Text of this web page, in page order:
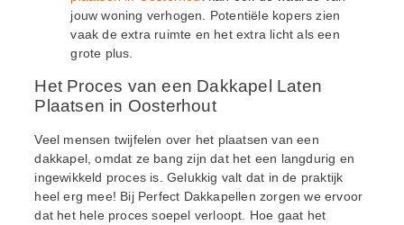
jouw woning verhogen. Potentiële kopers zien
vaak de extra ruimte en het extra licht als een
grote plus.
Het Proces van een Dakkapel Laten
Plaatsen in Oosterhout
Veel mensen twijfelen over het plaatsen van een
dakkapel, omdat ze bang zijn dat het een langdurig en
ingewikkeld proces is. Gelukkig valt dat in de praktijk
heel erg mee! Bij Perfect Dakkapellen zorgen we ervoor
dat het hele proces soepel verloopt. Hoe gaat het